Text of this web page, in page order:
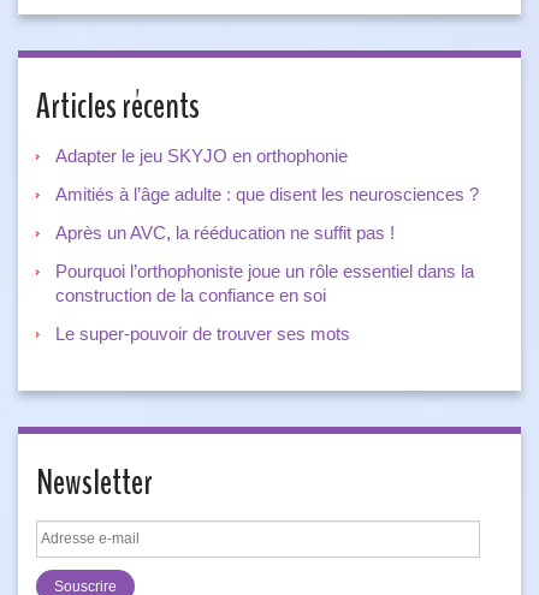
Articles récents
Adapter le jeu SKYJO en orthophonie
Amitiés à l’âge adulte : que disent les neurosciences ?
Après un AVC, la rééducation ne suffit pas !
Pourquoi l’orthophoniste joue un rôle essentiel dans la
construction de la confiance en soi
Le super-pouvoir de trouver ses mots
Newsletter
Adresse
e-
mail